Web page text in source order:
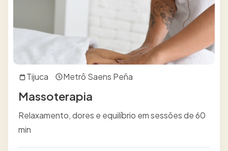
Tijuca Metrô Saens Peña
Massoterapia
Relaxamento, dores e equilíbrio em sessões de 60
min